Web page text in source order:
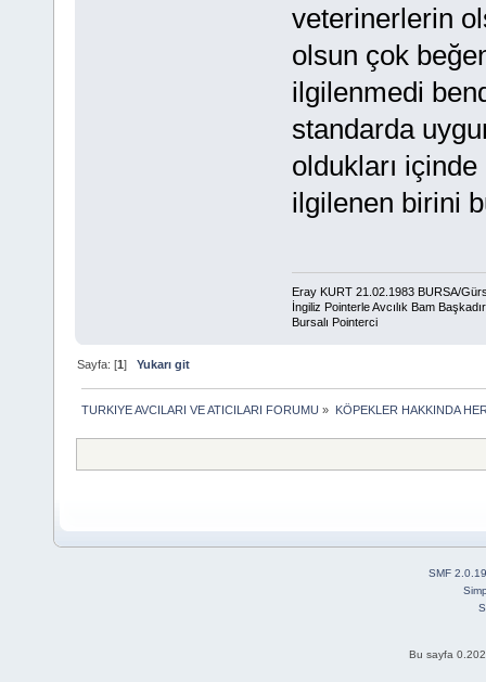
veterinerlerin
olsun çok
ilgilenmedi
standarda
oldukları
ilgilenen birini
Eray KURT 21.02.1983 BURSA/
İngiliz Pointerle Avcılık Bam Başkadır
Bursalı Pointerci
Sayfa: [1]Yukarı git
TURKIYE AVCILARI VE ATICILARI FORUMU » KÖPEKLER HAKKINDA
SMF 2.0.19
Bu sayfa